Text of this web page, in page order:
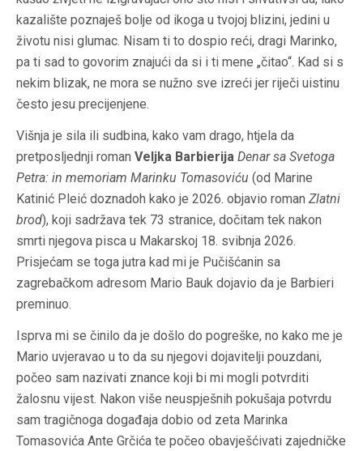
kazalište poznaješ bolje od ikoga u tvojoj blizini, jedini u
životu nisi glumac. Nisam ti to dospio reći, dragi Marinko,
pa ti sad to govorim znajući da si i ti mene „čitao“. Kad si s
nekim blizak, ne mora se nužno sve izreći jer riječi uistinu
često jesu precijenjene.
Višnja je sila ili sudbina, kako vam drago, htjela da
pretposljednji roman Veljka Barbierija Denar sa Svetoga
Petra: in memoriam Marinku Tomasoviću (od Marine
Katinić Pleić doznadoh kako je 2026. objavio roman Zlatni
brod), koji sadržava tek 73 stranice, dočitam tek nakon
smrti njegova pisca u Makarskoj 18. svibnja 2026.
Prisjećam se toga jutra kad mi je Pučišćanin sa
zagrebačkom adresom Mario Bauk dojavio da je Barbieri
preminuo.
Isprva mi se činilo da je došlo do pogreške, no kako me je
Mario uvjeravao u to da su njegovi dojavitelji pouzdani,
počeo sam nazivati znance koji bi mi mogli potvrditi
žalosnu vijest. Nakon više neuspješnih pokušaja potvrdu
sam tragičnoga događaja dobio od zeta Marinka
Tomasovića Ante Grčića te počeo obavješćivati zajedničke